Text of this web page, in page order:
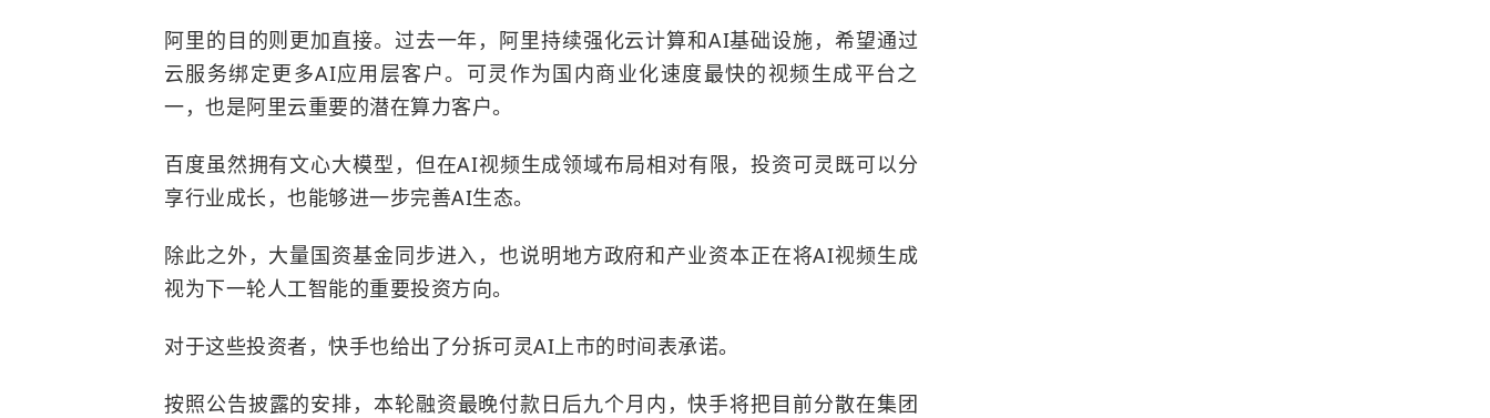
阿里的目的则更加直接。过去一年，阿里持续强化云计算和AI基础设施，希望通过
云服务绑定更多AI应用层客户。可灵作为国内商业化速度最快的视频生成平台之
一，也是阿里云重要的潜在算力客户。
百度虽然拥有文心大模型，但在AI视频生成领域布局相对有限，投资可灵既可以分
享行业成长，也能够进一步完善AI生态。
除此之外，大量国资基金同步进入，也说明地方政府和产业资本正在将AI视频生成
视为下一轮人工智能的重要投资方向。
对于这些投资者，快手也给出了分拆可灵AI上市的时间表承诺。
按照公告披露的安排，本轮融资最晚付款日后九个月内，快手将把目前分散在集团